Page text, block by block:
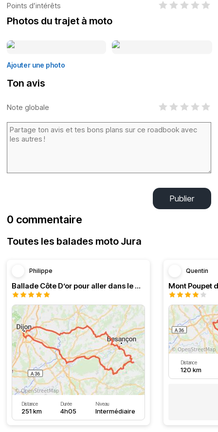
Points d’intérêts
Photos du trajet à moto
Ajouter une photo
Ton avis
Note globale
Publier
0 commentaire
Toutes les balades moto Jura
Philippe
Ballade Côte D’or pour aller dans le Doubs
Distance
251 km
Durée
4h05
Niveau
Intermédiaire
Quentin
Mont Poupet
Distance
120 km